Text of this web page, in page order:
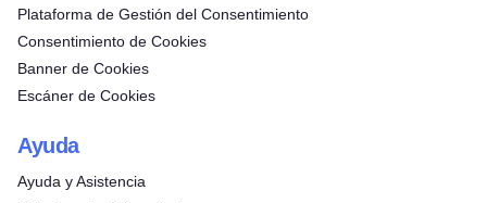
Plataforma de Gestión del Consentimiento
Consentimiento de Cookies
Banner de Cookies
Escáner de Cookies
Ayuda
Ayuda y Asistencia